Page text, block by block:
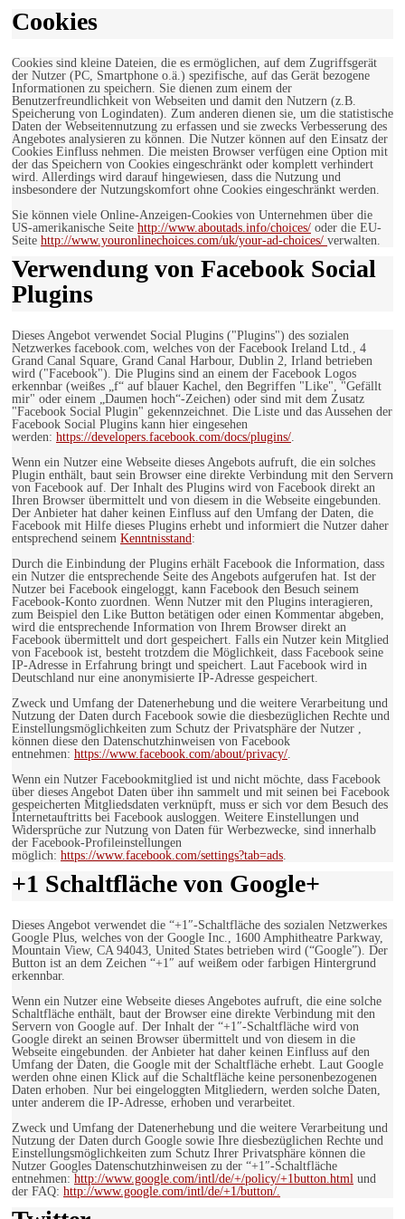
Cookies
Cookies sind kleine Dateien, die es ermöglichen, auf dem Zugriffsgerät
der Nutzer (PC, Smartphone o.ä.) spezifische, auf das Gerät bezogene
Informationen zu speichern. Sie dienen zum einem der
Benutzerfreundlichkeit von Webseiten und damit den Nutzern (z.B.
Speicherung von Logindaten). Zum anderen dienen sie, um die statistische
Daten der Webseitennutzung zu erfassen und sie zwecks Verbesserung des
Angebotes analysieren zu können. Die Nutzer können auf den Einsatz der
Cookies Einfluss nehmen. Die meisten Browser verfügen eine Option mit
der das Speichern von Cookies eingeschränkt oder komplett verhindert
wird. Allerdings wird darauf hingewiesen, dass die Nutzung und
insbesondere der Nutzungskomfort ohne Cookies eingeschränkt werden.
Sie können viele Online-Anzeigen-Cookies von Unternehmen über die
US-amerikanische Seite http://www.aboutads.info/choices/ oder die EU-
Seite http://www.youronlinechoices.com/uk/your-ad-choices/ verwalten.
Verwendung von Facebook Social
Plugins
Dieses Angebot verwendet Social Plugins ("Plugins") des sozialen
Netzwerkes facebook.com, welches von der Facebook Ireland Ltd., 4
Grand Canal Square, Grand Canal Harbour, Dublin 2, Irland betrieben
wird ("Facebook"). Die Plugins sind an einem der Facebook Logos
erkennbar (weißes „f“ auf blauer Kachel, den Begriffen "Like", "Gefällt
mir" oder einem „Daumen hoch“-Zeichen) oder sind mit dem Zusatz
"Facebook Social Plugin" gekennzeichnet. Die Liste und das Aussehen der
Facebook Social Plugins kann hier eingesehen
werden: https://developers.facebook.com/docs/plugins/.
Wenn ein Nutzer eine Webseite dieses Angebots aufruft, die ein solches
Plugin enthält, baut sein Browser eine direkte Verbindung mit den Servern
von Facebook auf. Der Inhalt des Plugins wird von Facebook direkt an
Ihren Browser übermittelt und von diesem in die Webseite eingebunden.
Der Anbieter hat daher keinen Einfluss auf den Umfang der Daten, die
Facebook mit Hilfe dieses Plugins erhebt und informiert die Nutzer daher
entsprechend seinem Kenntnisstand:
Durch die Einbindung der Plugins erhält Facebook die Information, dass
ein Nutzer die entsprechende Seite des Angebots aufgerufen hat. Ist der
Nutzer bei Facebook eingeloggt, kann Facebook den Besuch seinem
Facebook-Konto zuordnen. Wenn Nutzer mit den Plugins interagieren,
zum Beispiel den Like Button betätigen oder einen Kommentar abgeben,
wird die entsprechende Information von Ihrem Browser direkt an
Facebook übermittelt und dort gespeichert. Falls ein Nutzer kein Mitglied
von Facebook ist, besteht trotzdem die Möglichkeit, dass Facebook seine
IP-Adresse in Erfahrung bringt und speichert. Laut Facebook wird in
Deutschland nur eine anonymisierte IP-Adresse gespeichert.
Zweck und Umfang der Datenerhebung und die weitere Verarbeitung und
Nutzung der Daten durch Facebook sowie die diesbezüglichen Rechte und
Einstellungsmöglichkeiten zum Schutz der Privatsphäre der Nutzer ,
können diese den Datenschutzhinweisen von Facebook
entnehmen: https://www.facebook.com/about/privacy/.
Wenn ein Nutzer Facebookmitglied ist und nicht möchte, dass Facebook
über dieses Angebot Daten über ihn sammelt und mit seinen bei Facebook
gespeicherten Mitgliedsdaten verknüpft, muss er sich vor dem Besuch des
Internetauftritts bei Facebook ausloggen. Weitere Einstellungen und
Widersprüche zur Nutzung von Daten für Werbezwecke, sind innerhalb
der Facebook-Profileinstellungen
möglich: https://www.facebook.com/settings?tab=ads.
+1 Schaltfläche von Google+
Dieses Angebot verwendet die “+1″-Schaltfläche des sozialen Netzwerkes
Google Plus, welches von der Google Inc., 1600 Amphitheatre Parkway,
Mountain View, CA 94043, United States betrieben wird (“Google”). Der
Button ist an dem Zeichen “+1″ auf weißem oder farbigen Hintergrund
erkennbar.
Wenn ein Nutzer eine Webseite dieses Angebotes aufruft, die eine solche
Schaltfläche enthält, baut der Browser eine direkte Verbindung mit den
Servern von Google auf. Der Inhalt der “+1″-Schaltfläche wird von
Google direkt an seinen Browser übermittelt und von diesem in die
Webseite eingebunden. der Anbieter hat daher keinen Einfluss auf den
Umfang der Daten, die Google mit der Schaltfläche erhebt. Laut Google
werden ohne einen Klick auf die Schaltfläche keine personenbezogenen
Daten erhoben. Nur bei eingeloggten Mitgliedern, werden solche Daten,
unter anderem die IP-Adresse, erhoben und verarbeitet.
Zweck und Umfang der Datenerhebung und die weitere Verarbeitung und
Nutzung der Daten durch Google sowie Ihre diesbezüglichen Rechte und
Einstellungsmöglichkeiten zum Schutz Ihrer Privatsphäre können die
Nutzer Googles Datenschutzhinweisen zu der “+1″-Schaltfläche
entnehmen: http://www.google.com/intl/de/+/policy/+1button.html und
der FAQ: http://www.google.com/intl/de/+1/button/.